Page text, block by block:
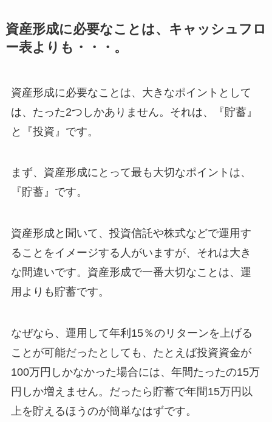
資産形成に必要なことは、キャッシュフロ
ー表よりも・・・。
資産形成に必要なことは、大きなポイントとして
は、たった2つしかありません。それは、『貯蓄』
と『投資』です。
まず、資産形成にとって最も大切なポイントは、
『貯蓄』です。
資産形成と聞いて、投資信託や株式などで運用す
ることをイメージする人がいますが、それは大き
な間違いです。資産形成で一番大切なことは、運
用よりも貯蓄です。
なぜなら、運用して年利15％のリターンを上げる
ことが可能だったとしても、たとえば投資資金が
100万円しかなかった場合には、年間たったの15万
円しか増えません。だったら貯蓄で年間15万円以
上を貯えるほうのが簡単なはずです。